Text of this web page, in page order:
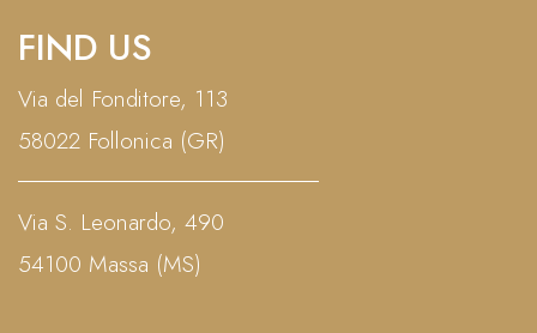
FIND US
Via del Fonditore, 113
58022 Follonica (GR)
Via S. Leonardo, 490
54100 Massa (MS)